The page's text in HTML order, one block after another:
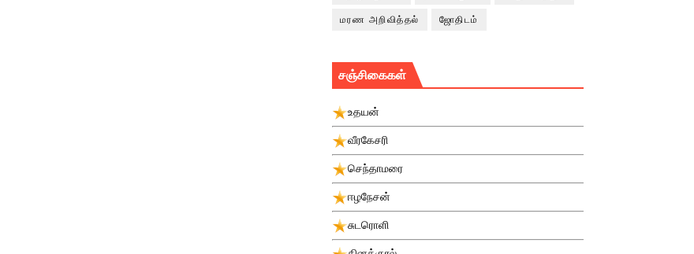
மரண அறிவித்தல் ஜோதிடம்
சஞ்சிகைகள்
உதயன்
வீரகேசரி
செந்தாமரை
ஈழநேசன்
சுடரொளி